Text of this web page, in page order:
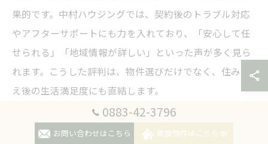
果的です。中村ハウジングでは、契約後のトラブル対応
やアフターサポートにも力を入れており、「安心して任
せられる」「地域情報が詳しい」といった声が多く見ら
れます。こうした評判は、物件選びだけでなく、住み替
え後の生活満足度にも直結します。
注意点として、ネット上のランキングや口コミだけでな
く、実際に店舗で相談し、スタッフの対応や提案内容を
0883-42-3796
お問い合わせはこちら 取扱物件はこちら